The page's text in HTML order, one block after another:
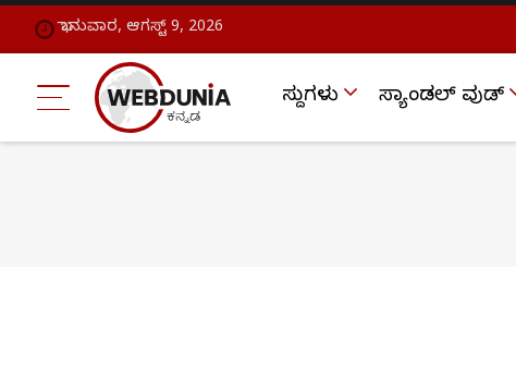
ಭಾನುವಾರ, ಆಗಸ್ಟ್ 9, 2026
ಸುದ್ದಿಗಳು ಸ್ಯಾಂಡಲ್ ವುಡ್